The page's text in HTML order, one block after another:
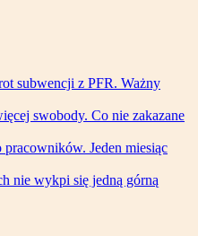
subwencji z PFR. Ważny
swobody. Co nie zakazane
Jeden miesiąc
nie wykpi się jedną górną